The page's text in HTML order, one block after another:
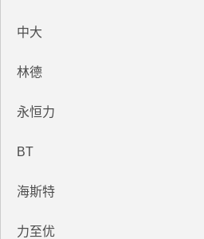
中大
林德
永恒力
BT
海斯特
力至优